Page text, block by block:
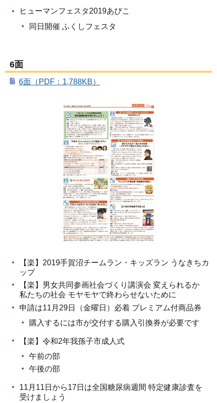
ヒューマンフェスタ2019あびこ
同日開催 ふくしフェスタ
6面
6面（PDF：1,788KB）
【楽】2019手賀沼チームラン・キッズラン うなきちカ
ップ
【楽】男女共同参画社会づくり講演会 変えられるか
私たちの社会 モヤモヤで終わらせないために
申請は11月29日（金曜日）必着 プレミアム付商品券
購入するには市が交付する購入引換券が必要です
【楽】令和2年我孫子市成人式
午前の部
午後の部
11月11日から17日は全国糖尿病週間 特定健康診査を
受けましょう